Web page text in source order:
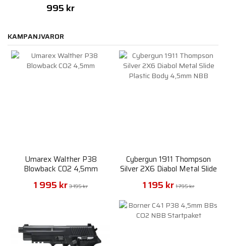
995 kr
KAMPANJVAROR
Umarex Walther P38
Blowback CO2 4,5mm
1 995 kr 3 195 kr
Cybergun 1911 Thompson
Silver 2X6 Diabol Metal Slide
1 195 kr 1 795 kr